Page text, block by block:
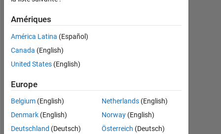
Actif
2014
Followers:
Following:
0
Follow
Amériques
América Latina (Español)
Canada (English)
United States (English)
Europe
Belgium (English)
Denmark (English)
Deutschland (Deutsch)
Netherlands(English)
Norway(English)
Österreich (Deutsch)